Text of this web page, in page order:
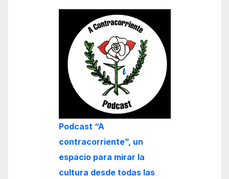
Podcast “A
contracorriente”, un
espacio para mirar la
cultura desde todas las